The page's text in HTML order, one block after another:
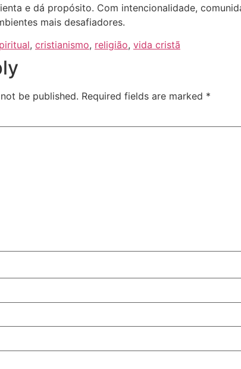
e dá propósito. Com intencionalidade,
mais desafiadores.
, cristianismo, religião, vida cristã
be published. Required fields are marked *